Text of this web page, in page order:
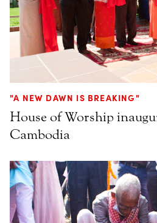
"A NEW DAWN IS BREAKING"
House of Worship
Cambodia